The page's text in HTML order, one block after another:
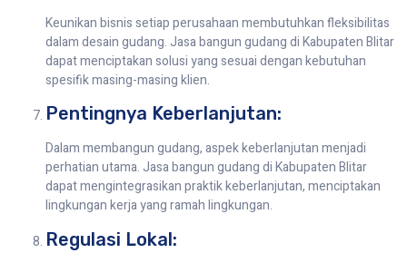
Keunikan bisnis setiap perusahaan membutuhkan fleksibilitas
dalam desain gudang. Jasa bangun gudang di Kabupaten Blitar
dapat menciptakan solusi yang sesuai dengan kebutuhan
spesifik masing-masing klien.
Pentingnya Keberlanjutan:
Dalam membangun gudang, aspek keberlanjutan menjadi
perhatian utama. Jasa bangun gudang di Kabupaten Blitar
dapat mengintegrasikan praktik keberlanjutan, menciptakan
lingkungan kerja yang ramah lingkungan.
Regulasi Lokal: